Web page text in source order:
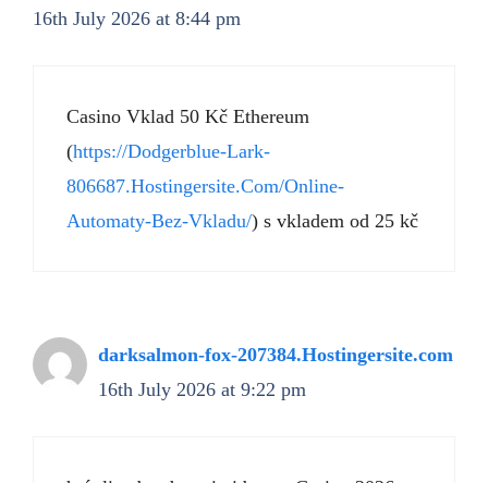
16th July 2026 at 8:44 pm
Casino Vklad 50 Kč Ethereum
(https://Dodgerblue-Lark-
806687.Hostingersite.Com/Online-
Automaty-Bez-Vkladu/) s vkladem od 25 kč
darksalmon-fox-207384.Hostingersite.com
16th July 2026 at 9:22 pm